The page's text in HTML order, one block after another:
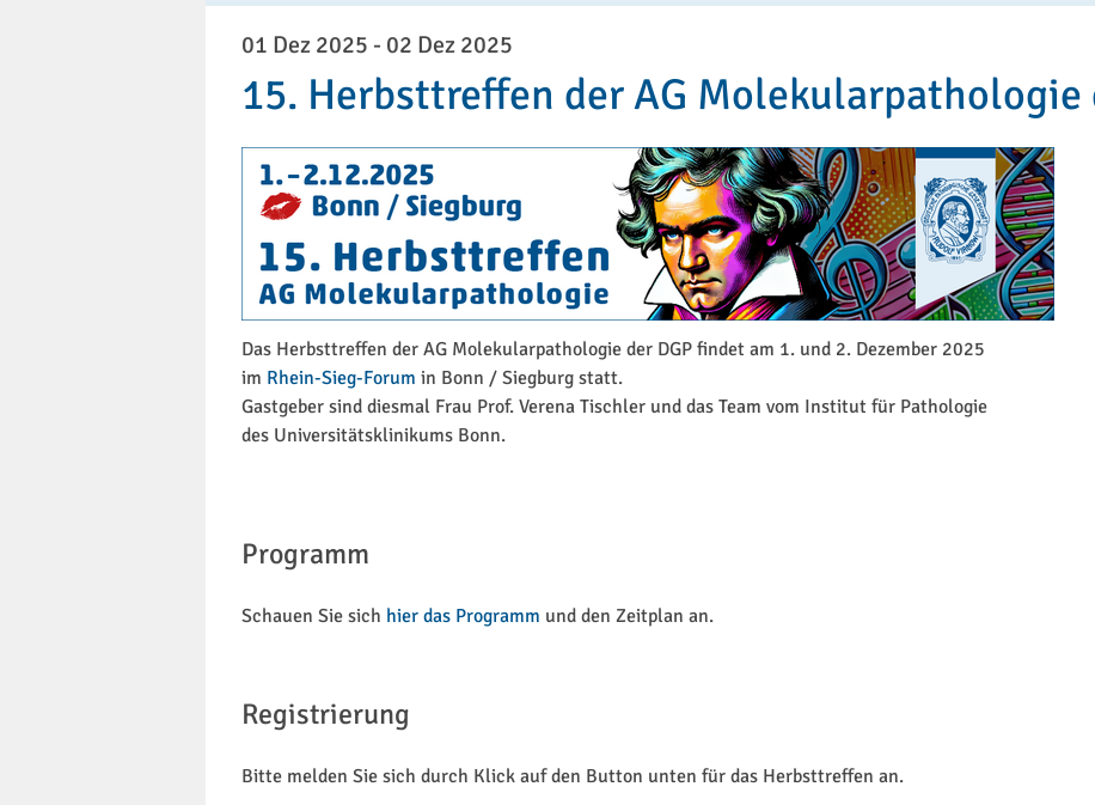
01 Dez 2025 - 02 Dez 2025
15. Herbsttreffen der AG Molekularpathologie
Das Herbsttreffen der AG Molekularpathologie der DGP findet am 1. und 2. Dezember 2025
im Rhein-Sieg-Forum in Bonn / Siegburg statt.
Gastgeber sind diesmal Frau Prof. Verena Tischler und das Team vom Institut für Pathologie
des Universitätsklinikums Bonn.
Programm
Schauen Sie sich hier das Programm und den Zeitplan an.
Registrierung
Bitte melden Sie sich durch Klick auf den Button unten für das Herbsttreffen an.